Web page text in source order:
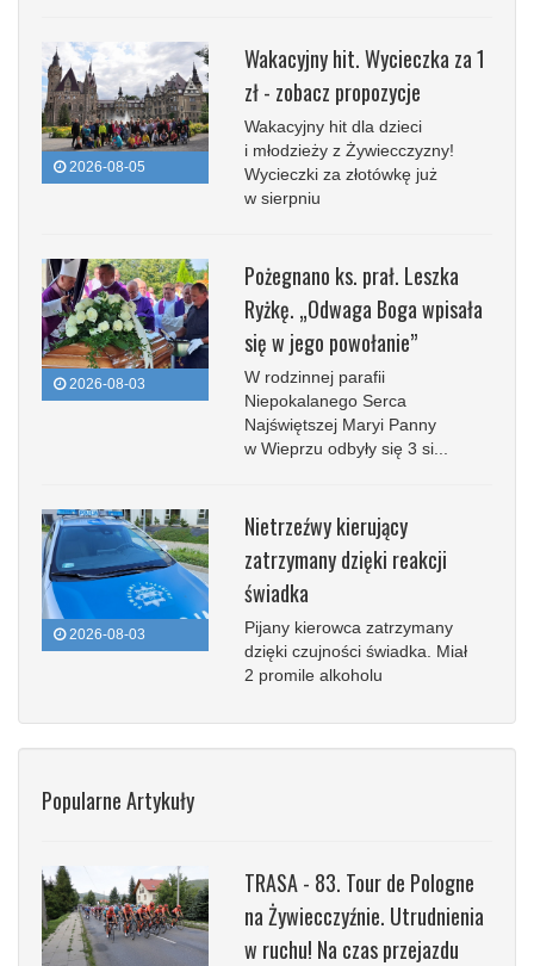
2026-08-05
Wakacyjny hit. Wycieczka za 1
zł - zobacz propozycje
Wakacyjny hit dla dzieci
i młodzieży z Żywiecczyzny!
Wycieczki za złotówkę już
w sierpniu
2026-08-03
Pożegnano ks. prał. Leszka
Ryżkę. „Odwaga Boga wpisała
się w jego powołanie”
W rodzinnej parafii
Niepokalanego Serca
Najświętszej Maryi Panny
w Wieprzu odbyły się 3 si...
2026-08-03
Nietrzeźwy kierujący
zatrzymany dzięki reakcji
świadka
Pijany kierowca zatrzymany
dzięki czujności świadka. Miał
2 promile alkoholu
Popularne Artykuły
TRASA - 83. Tour de Pologne
na Żywiecczyźnie. Utrudnienia
w ruchu! Na czas przejazdu